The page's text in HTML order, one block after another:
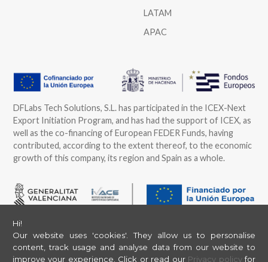
Hi!
Our website uses 'cookies'. They allow us to personalise
content, track usage and analyse data from our website to
improve your experience. Click or read our Privacy policy for
LATAM
APAC
DFLabs Tech Solutions, S.L. has participated in the ICEX-Next
Export Initiation Program, and has had the support of ICEX, as
well as the co-financing of European FEDER Funds, having
contributed, according to the extent thereof, to the economic
growth of this company, its region and Spain as a whole.
DFLabs Tech Solutions, S.L. has participated in the Program of
Grants to Support the International Strategy and Action of
SMEs of the Valencian Community 2025, offered by IVACE and
financed by the European Union through ERDF funds, aimed at